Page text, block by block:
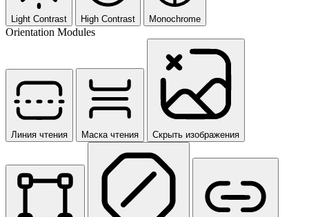
Light Contrast High Contrast Monochrome
Orientation Modules
Линия чтения Маска чтения Скрыть изображения